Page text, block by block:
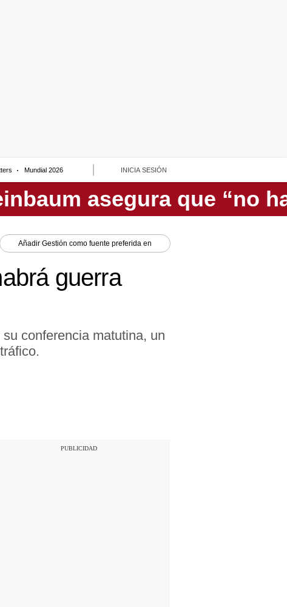
Mundial 2026 INICIA SESIÓN
Añadir Gestión como fuente preferida en
guerra
conferencia matutina, un